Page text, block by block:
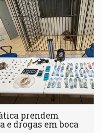
prendem
e drogas em boca